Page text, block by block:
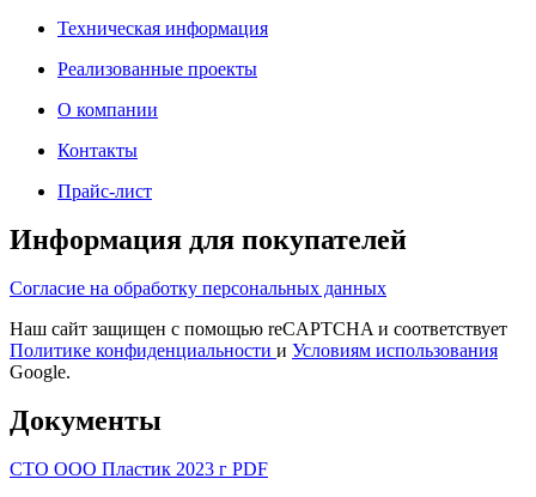
Техническая информация
Реализованные проекты
О компании
Контакты
Прайс-лист
Информация для покупателей
Согласие на обработку персональных данных
Наш сайт защищен с помощью reCAPTCHA и соответствует
Политике конфиденциальности и Условиям использования
Google.
Документы
СТО ООО Пластик 2023 г PDF